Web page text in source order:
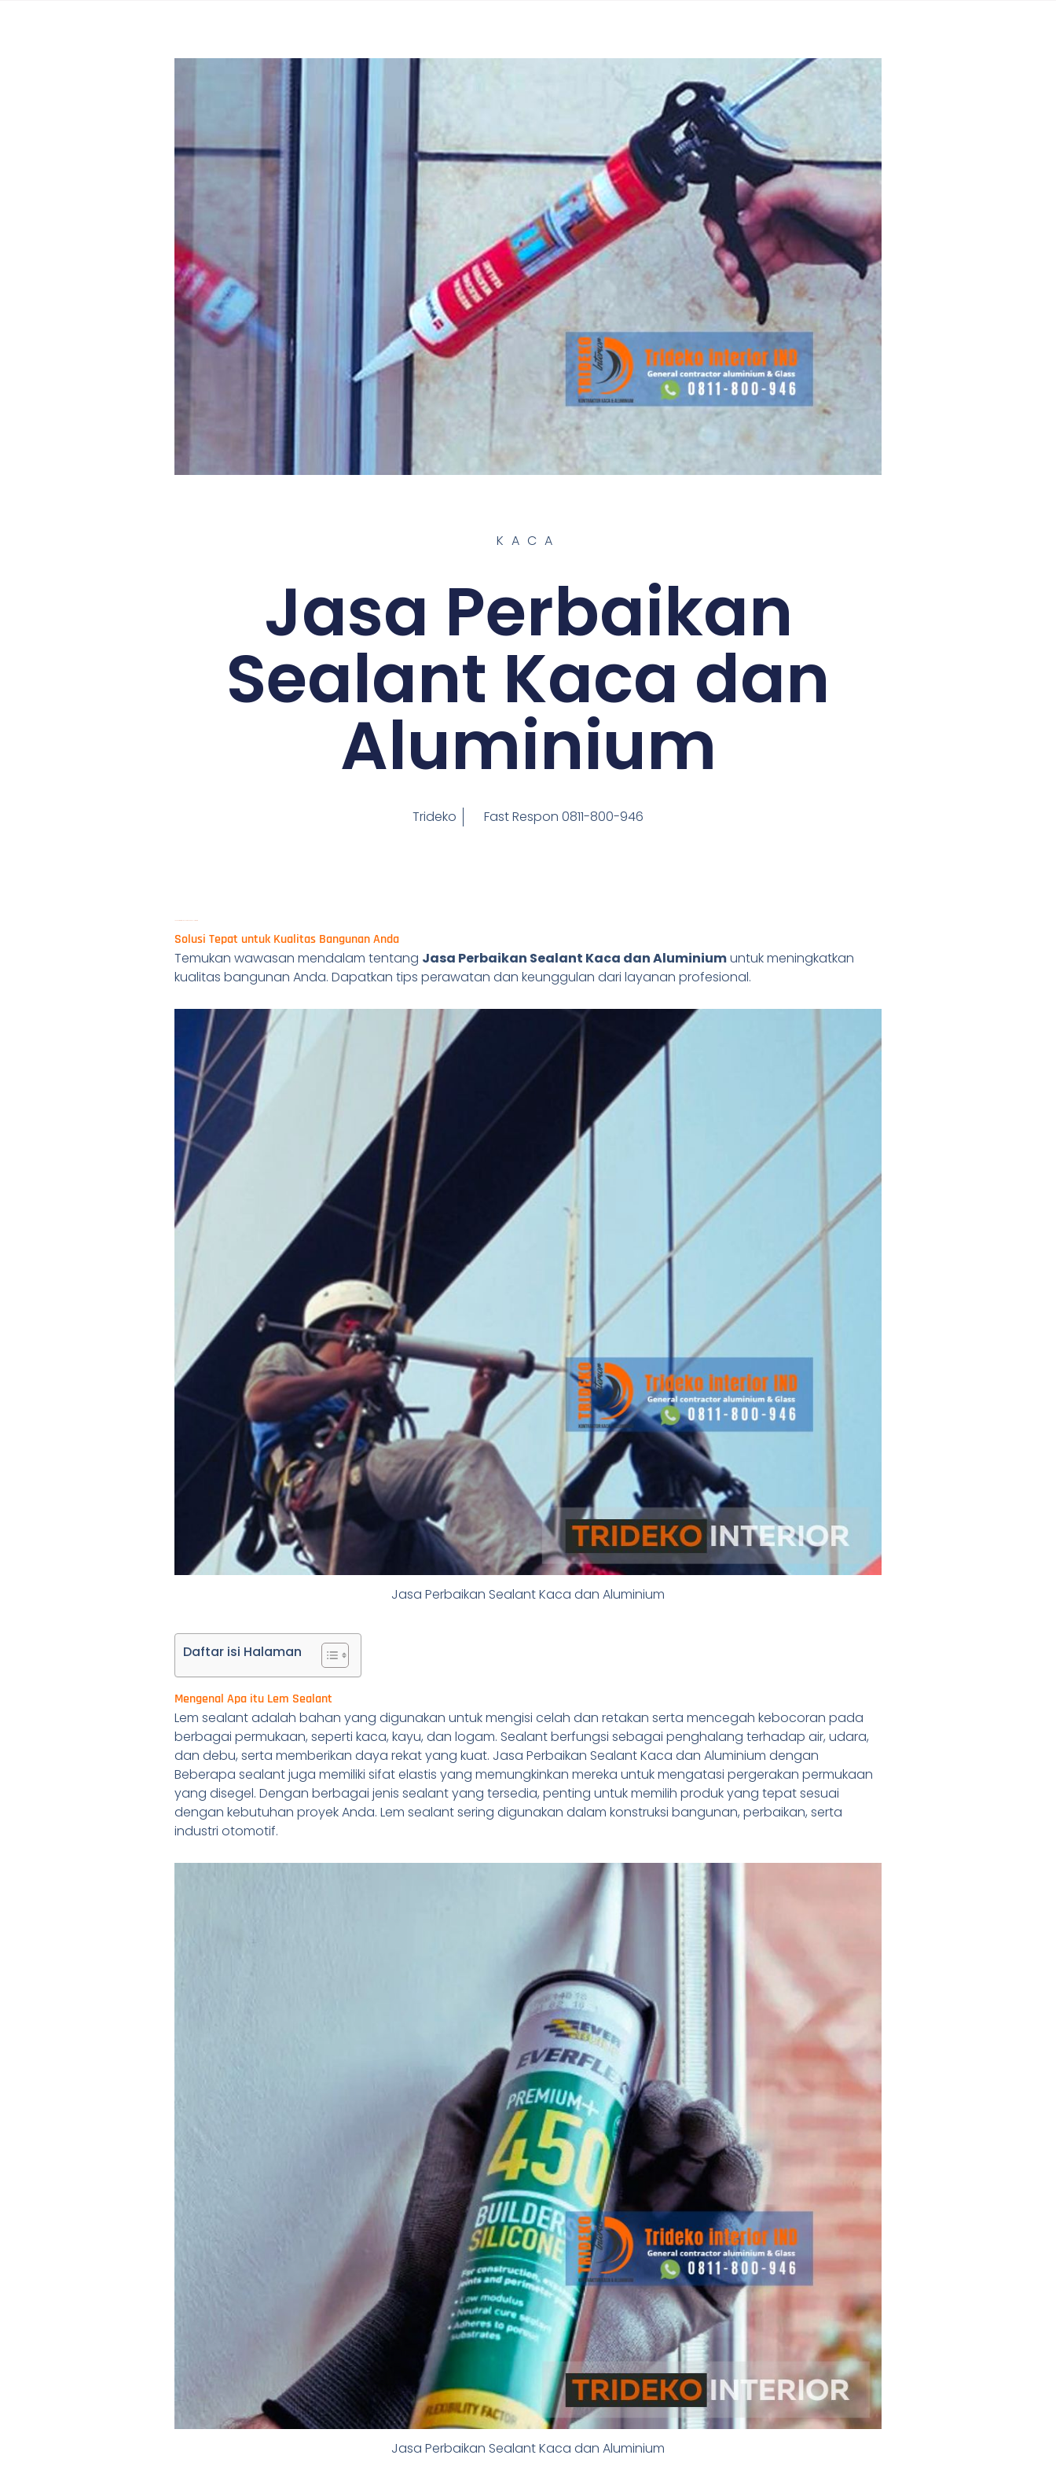
KACA
Jasa Perbaikan
Sealant Kaca dan
Aluminium
Trideko Fast Respon 0811-800-946
Solusi Tepat untuk Kualitas Bangunan Anda
Temukan wawasan mendalam tentang Jasa Perbaikan Sealant Kaca dan Aluminiumuntuk meningkatkan
kualitas bangunan Anda. Dapatkan tips perawatan dan keunggulan dari layanan profesional.
Jasa Perbaikan Sealant Kaca dan Aluminium
Daftar isi Halaman
Mengenal Apa itu Lem Sealant
Lem sealant adalah bahan yang digunakan untuk mengisi celah dan retakan serta mencegah kebocoran pada
berbagai permukaan, seperti kaca, kayu, dan logam. Sealant berfungsi sebagai penghalang terhadap air, udara,
dan debu, serta memberikan daya rekat yang kuat. Jasa Perbaikan Sealant Kaca dan Aluminium dengan
Beberapa sealant juga memiliki sifat elastis yang memungkinkan mereka untuk mengatasi pergerakan permukaan
yang disegel. Dengan berbagai jenis sealant yang tersedia, penting untuk memilih produk yang tepat sesuai
dengan kebutuhan proyek Anda. Lem sealant sering digunakan dalam konstruksi bangunan, perbaikan, serta
industri otomotif.
Jasa Perbaikan Sealant Kaca dan Aluminium